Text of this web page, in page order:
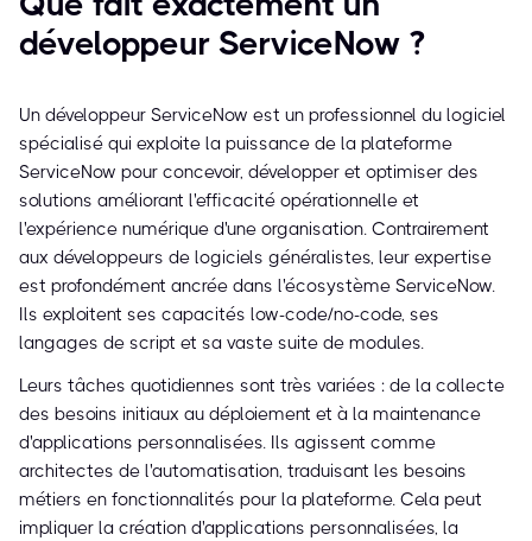
développeur ServiceNow ?
Un développeur ServiceNow est un professionnel du logiciel
spécialisé qui exploite la puissance de la plateforme
ServiceNow pour concevoir, développer et optimiser des
solutions améliorant l'efficacité opérationnelle et
l'expérience numérique d'une organisation. Contrairement
aux développeurs de logiciels généralistes, leur expertise
est profondément ancrée dans l'écosystème ServiceNow.
Ils exploitent ses capacités low-code/no-code, ses
langages de script et sa vaste suite de modules.
Leurs tâches quotidiennes sont très variées : de la collecte
des besoins initiaux au déploiement et à la maintenance
d'applications personnalisées. Ils agissent comme
architectes de l'automatisation, traduisant les besoins
métiers en fonctionnalités pour la plateforme. Cela peut
impliquer la création d'applications personnalisées, la